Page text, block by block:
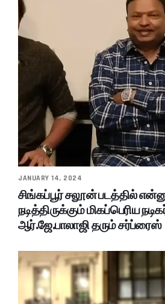
JANUARY 14, 2024
சிங்கப்பூர் சலூன் படத்தில்
நடித்திருக்கும் மிகப்பெரிய
ஆர்.ஜே.பாலாஜி தரும் சர்ப்ரைஸ்